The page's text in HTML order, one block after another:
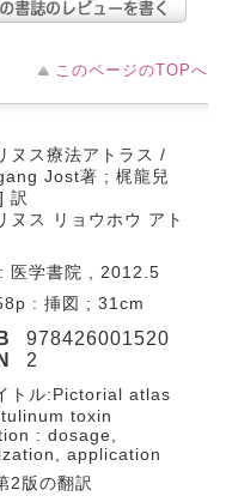
このページのTOPへ
ヌス療法アトラス /
Jost著 ; 梶龍兒
訳
ヌス リョウホウ アト
医学書院 , 2012.5
: 挿図 ; 31cm
N
978426001520
2
トル:Pictorial atlas
toxin
: dosage,
application
2版の翻訳